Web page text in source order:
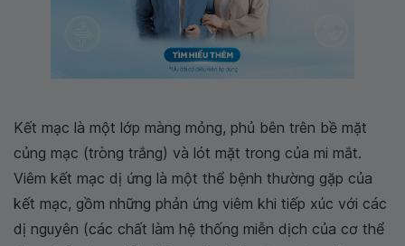
Kết mạc là một lớp màng mỏng, phủ bên trên bề mặt
củng mạc (tròng trắng) và lót mặt trong của mi mắt.
Viêm kết mạc dị ứng là một thể bệnh thường gặp của
kết mạc, gồm những phản ứng viêm khi tiếp xúc với các
dị nguyên (các chất làm hệ thống miễn dịch của cơ thể